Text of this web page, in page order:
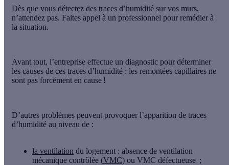
Dès que vous détectez des traces d’humidité sur vos murs,
n’attendez pas. Faites appel à un professionnel pour remédier à
la situation.
Avant tout, l’entreprise effectue un diagnostic pour déterminer
les causes de ces traces d’humidité : les remontées capillaires ne
sont pas forcément en cause !
D’autres problèmes peuvent provoquer l’apparition de traces
d’humidité au niveau de :
la ventilation du logement : absence de ventilation
mécanique contrôlée (VMC) ou VMC défectueuse ;